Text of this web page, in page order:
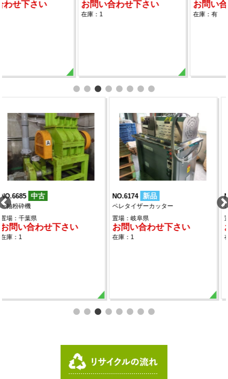
お問い合わせ下さい お問い合わせ下さい
NO.6174 新品
ペレタイザーカッター
置場：岐阜県
お問い合わせ下さい
在庫：1
NO.6140 中古
100ミリ押出機 竹野鉄工製
置場：岐阜県
お問い合わせ下さい
在庫：1